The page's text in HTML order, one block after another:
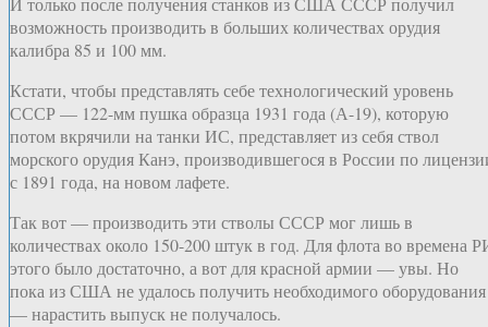
возможность производить в больших количествах орудия
калибра 85 и 100 мм.
Кстати, чтобы представлять себе технологический уровень
СССР — 122-мм пушка образца 1931 года (А-19), которую
потом вкрячили на танки ИС, представляет из себя ствол
морского орудия Канэ, производившегося в России по
с 1891 года, на новом лафете.
Так вот — производить эти стволы СССР мог лишь в
количествах около 150-200 штук в год. Для флота во времена
этого было достаточно, а вот для красной армии — увы. Но
пока из США не удалось получить необходимого оборудования
— нарастить выпуск не получалось.